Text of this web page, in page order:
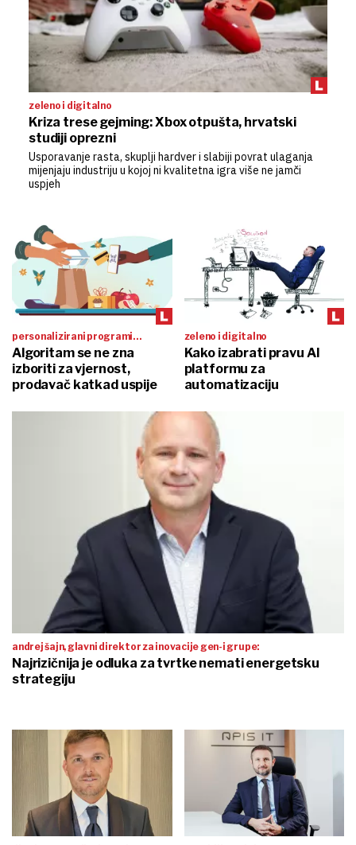
zeleno i digitalno
Kriza trese gejming: Xbox otpušta, hrvatski
studiji oprezni
Usporavanje rasta, skuplji hardver i slabiji povrat ulaganja
mijenjaju industriju u kojoj ni kvalitetna igra više ne jamči
uspjeh
personalizirani programi
lojalnosti
Algoritam se ne zna
izboriti za vjernost,
prodavač katkad uspije
zeleno i digitalno
Kako izabrati pravu AI
platformu za
automatizaciju
andrej šajn, glavni direktor za inovacije gen-i grupe:
Najrizičnija je odluka za tvrtke nemati energetsku
strategiju